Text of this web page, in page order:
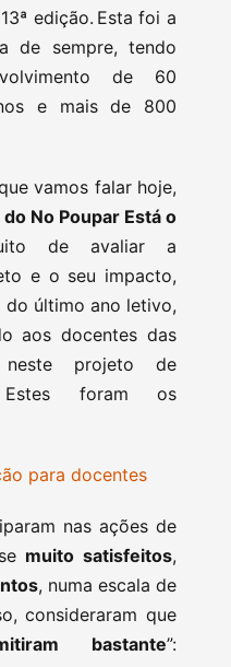
edição. Esta foi a
de sempre, tendo
de 60
e mais de 800
vamos falar hoje,
No Poupar Está o
de avaliar a
e o seu impacto,
do último ano letivo,
aos docentes das
neste projeto de
Estes foram os
para docentes
nas ações de
muito satisfeitos,
, numa escala de
consideraram que
bastante”: